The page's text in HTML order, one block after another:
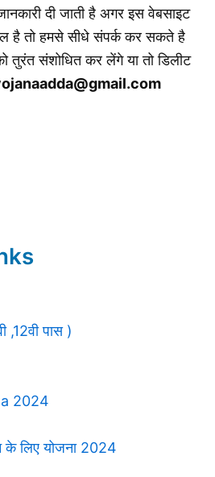
दी जाती है अगर इस वेबसाइट
है तो हमसे सीधे संपर्क कर सकते है
तुरंत संशोधित कर लेंगे या तो डिलीट
,12वी पास )
2024
लिए योजना 2024